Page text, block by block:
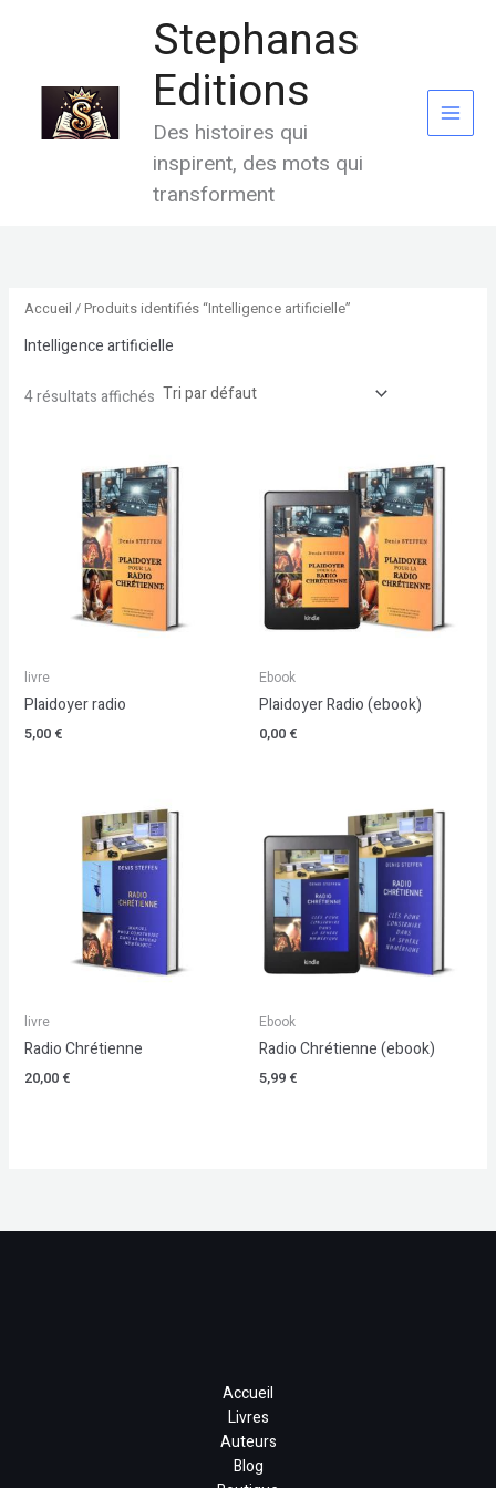
Stephanas
Editions
Des histoires qui
inspirent, des mots qui
transforment
Accueil / Produits identifiés “Intelligence artificielle”
Intelligence artificielle
4 résultats affichés
livre
Plaidoyer radio
5,00 €
Ebook
Plaidoyer Radio (ebook)
0,00 €
livre
Radio Chrétienne
20,00 €
Ebook
Radio Chrétienne (ebook)
5,99 €
Accueil
Livres
Auteurs
Blog